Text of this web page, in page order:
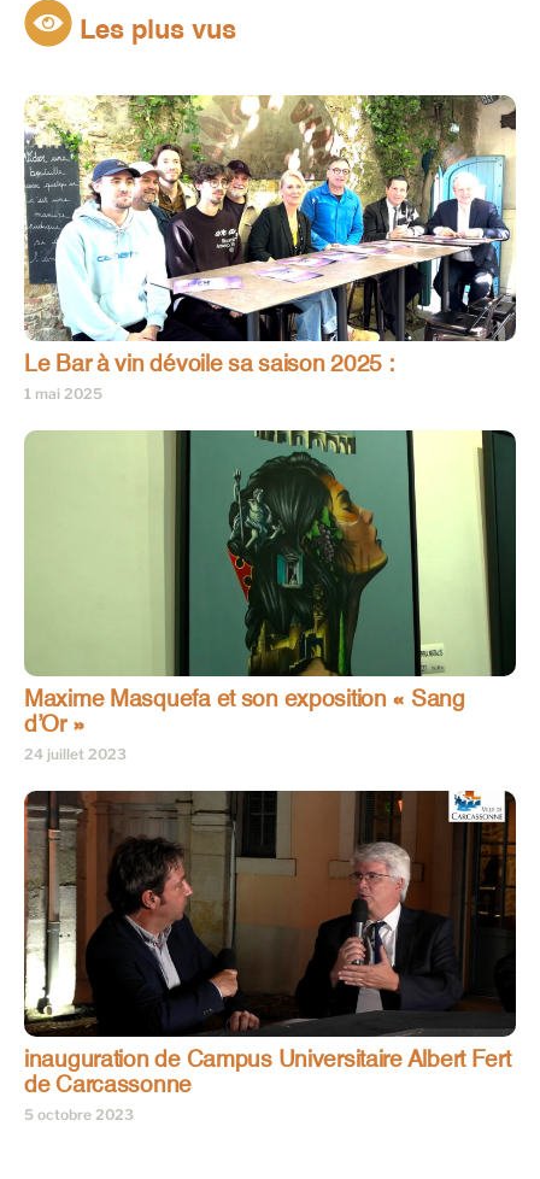
Les plus vus
Le Bar à vin dévoile sa saison 2025 :
1 mai 2025
Maxime Masquefa et son exposition « Sang
d’Or »
24 juillet 2023
inauguration de Campus Universitaire Albert Fert
de Carcassonne
5 octobre 2023